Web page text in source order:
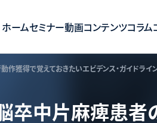
ホームセミナー動画コンテンツコラム
獲得で覚えておきたいエビデンス・ガイドライ
卒中片麻痺患者